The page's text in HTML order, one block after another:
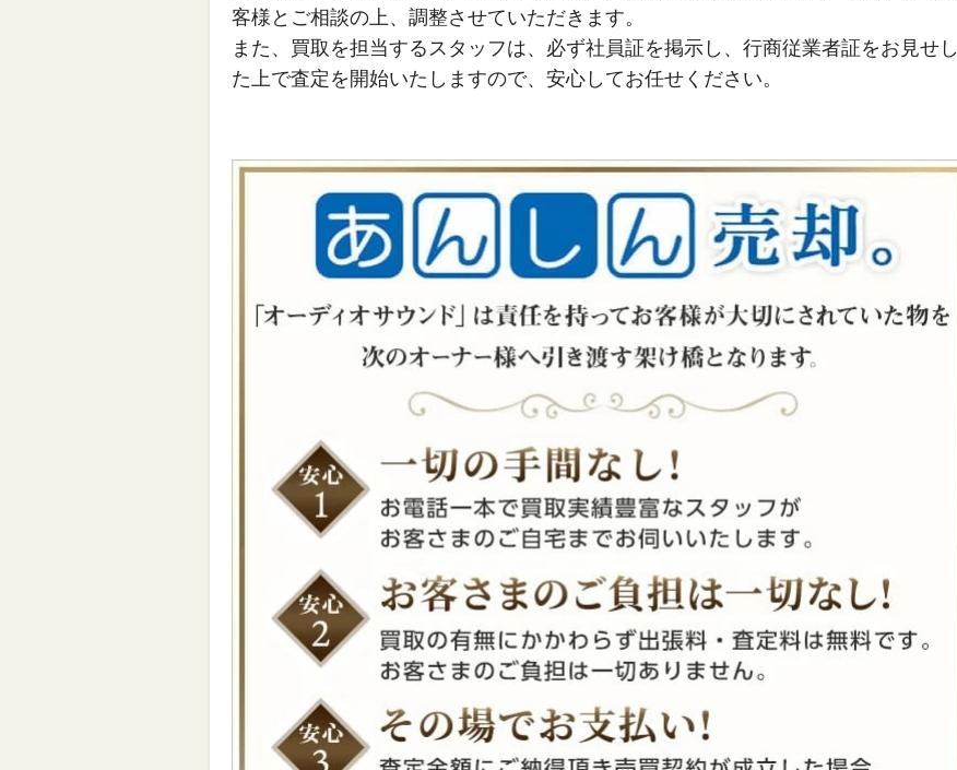
客様とご相談の上、調整させていただきます。
また、買取を担当するスタッフは、必ず社員証を掲示し、行商従業者証をお見せし
た上で査定を開始いたしますので、安心してお任せください。